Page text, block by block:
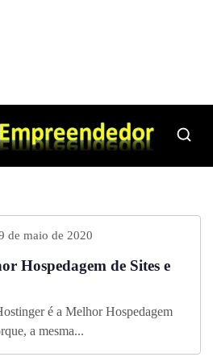
de maio de 2020
Hospedagem de Sites e
é a Melhor Hospedagem
a mesma...